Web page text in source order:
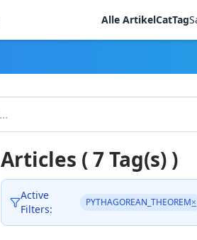
Alle ArtikelCatTag
Articles ( 7 Tag(s) )
Active
Filters:
PYTHAGOREAN_THEOREM×